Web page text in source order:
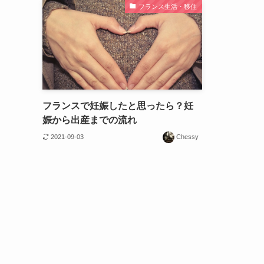
フランス生活・移住
フランスで妊娠したと思ったら？妊
娠から出産までの流れ
2021-09-03 Chessy